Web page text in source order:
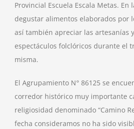
Provincial Escuela Escala Metas. En
degustar alimentos elaborados por
así también apreciar las artesanías
espectáculos folclóricos durante el
misma.
El Agrupamiento N° 86125 se
corredor histórico muy importante
religiosidad denominado “Camino
fecha consideramos no ha sido